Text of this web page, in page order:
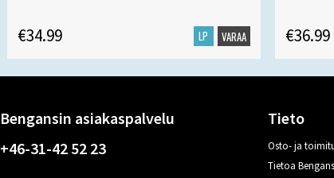
€34.99 LP VARAA €36.99
Bengansin asiakaspalvelu
+46-31-42 52 23
Tieto
Osto- ja
Tietoa